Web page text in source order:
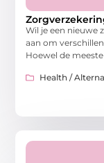
Wil je een nieuwe
aan om
Hoewel de
Health /